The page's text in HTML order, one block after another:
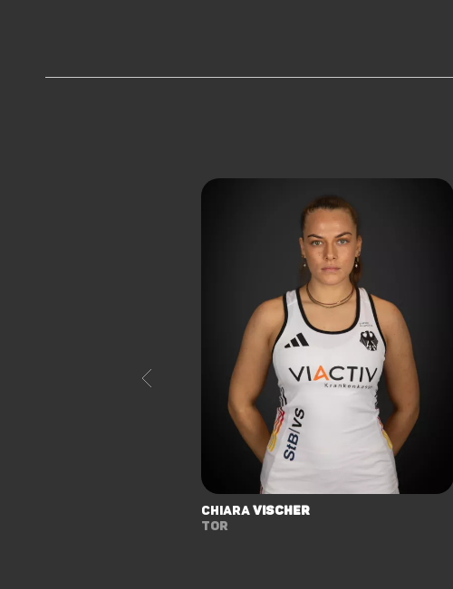
ChiaraVischer
Tor